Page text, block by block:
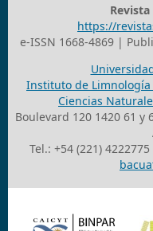
https://
e-ISSN 1668-4869 |
Instituto de
Ciencias
Boulevard 120 1420 61 y
Tel.: +54 (221)